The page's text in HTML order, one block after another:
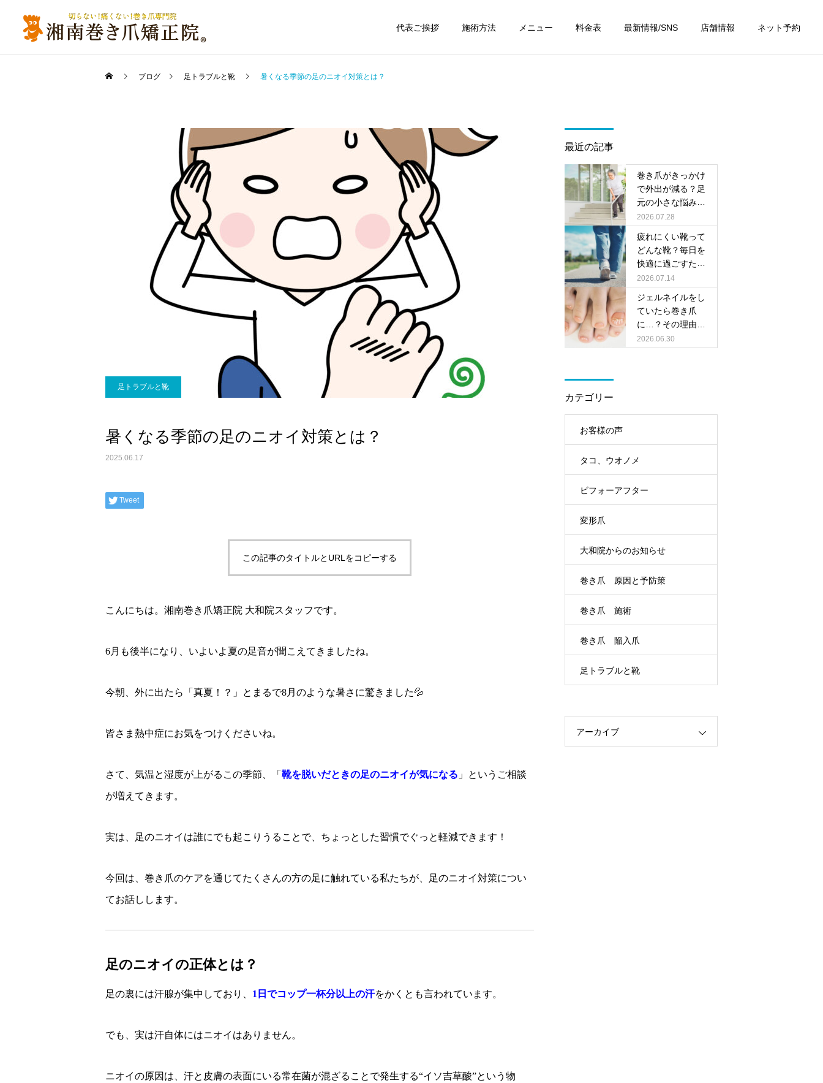
代表ご挨拶 施術方法 メニュー 料金表 最新情報/SNS 店舗情報 ネット予約
ブログ 足トラブルと靴 暑くなる季節の足のニオイ対策とは？
足トラブルと靴
暑くなる季節の足のニオイ対策とは？
2025.06.17
Tweet
この記事のタイトルとURLをコピーする
こんにちは。湘南巻き爪矯正院 大和院スタッフです。
6月も後半になり、いよいよ夏の足音が聞こえてきましたね。
今朝、外に出たら「真夏！？」とまるで8月のような暑さに驚きました💦
皆さま熱中症にお気をつけくださいね。
さて、気温と湿度が上がるこの季節、「 靴を脱いだときの足のニオイが気になる 」というご相談
が増えてきます。
実は、足のニオイは誰にでも起こりうることで、ちょっとした習慣でぐっと軽減できます！
今回は、巻き爪のケアを通じてたくさんの方の足に触れている私たちが、足のニオイ対策につい
てお話しします。
足のニオイの正体とは？
足の裏には汗腺が集中しており、 1日でコップ一杯分以上の汗をかくとも言われています。
でも、実は汗自体にはニオイはありません。
ニオイの原因は、汗と皮膚の表面にいる常在菌が混ざることで発生する“イソ吉草酸”という物
最近の記事
巻き爪がきっかけ
で外出が減る？足
元の小さな悩みが
将来につながる理
由
2026.07.28
疲れにくい靴って
どんな靴？毎日を
快適に過ごすため
の靴選びのポイン
トをご紹介！
2026.07.14
ジェルネイルをし
ていたら巻き爪
に…？その理由と
足元ケアのポイン
ト
2026.06.30
カテゴリー
お客様の声
タコ、ウオノメ
ビフォーアフター
変形爪
大和院からのお知らせ
巻き爪 原因と予防策
巻き爪 施術
巻き爪 陥入爪
足トラブルと靴
アーカイブ